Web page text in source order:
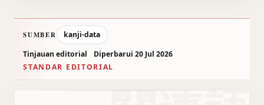
SUMBER
kanji-data
Tinjauan editorial
Diperbarui 20 Jul 2026
STANDAR EDITORIAL